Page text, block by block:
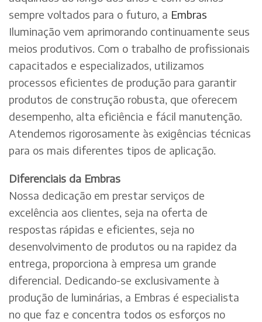
sempre voltados para o futuro, a Embras
Iluminação vem aprimorando continuamente seus
meios produtivos. Com o trabalho de profissionais
capacitados e especializados, utilizamos
processos eficientes de produção para garantir
produtos de construção robusta, que oferecem
desempenho, alta eficiência e fácil manutenção.
Atendemos rigorosamente às exigências técnicas
para os mais diferentes tipos de aplicação.
Diferenciais da Embras
Nossa dedicação em prestar serviços de
excelência aos clientes, seja na oferta de
respostas rápidas e eficientes, seja no
desenvolvimento de produtos ou na rapidez da
entrega, proporciona à empresa um grande
diferencial. Dedicando-se exclusivamente à
produção de luminárias, a Embras é especialista
no que faz e concentra todos os esforços no